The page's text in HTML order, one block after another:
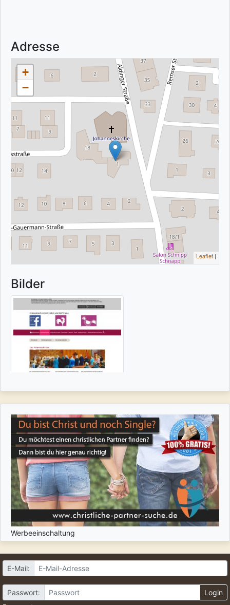
Adresse
+
−
Leaflet |
Bilder
Werbeeinschaltung
E-Mail:
Passwort:
Login